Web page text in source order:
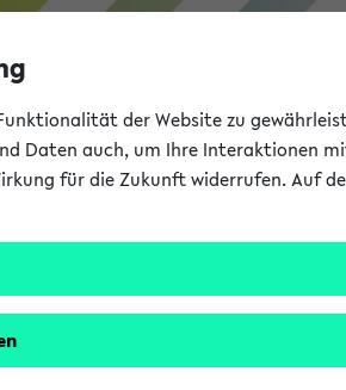
der Website zu
Daten auch, um Ihre Interaktionen
für die Zukunft widerrufen. Auf